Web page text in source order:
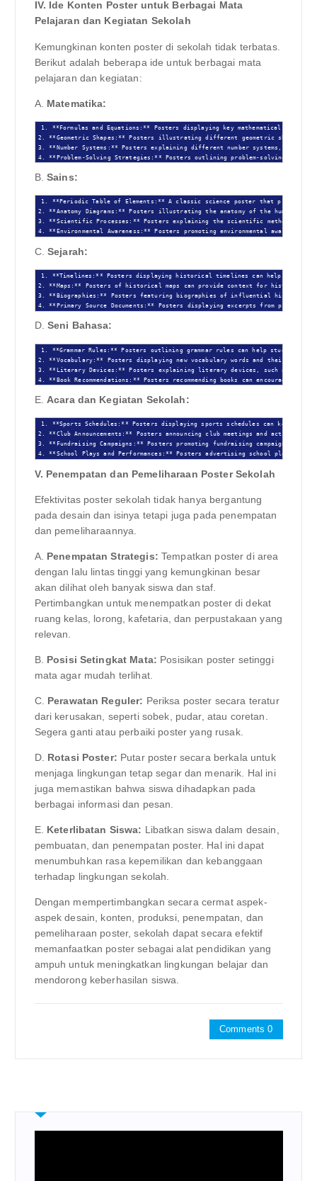
IV. Ide Konten Poster untuk Berbagai Mata
Pelajaran dan Kegiatan Sekolah
Kemungkinan konten poster di sekolah tidak terbatas.
Berikut adalah beberapa ide untuk berbagai mata
pelajaran dan kegiatan:
A. Matematika:
1. **Formulas and Equations:** Posters displaying key mathematical
2. **Geometric Shapes:** Posters illustrating different geometric shapes
3. **Number Systems:** Posters explaining different number systems, such
4. **Problem-Solving Strategies:** Posters outlining problem-solving
B. Sains:
1. **Periodic Table of Elements:** A classic science poster that provides
2. **Anatomy Diagrams:** Posters illustrating the anatomy of the human
3. **Scientific Processes:** Posters explaining the scientific method or
4. **Environmental Awareness:** Posters promoting environmental
C. Sejarah:
1. **Timelines:** Posters displaying historical timelines can help students
2. **Maps:** Posters of historical maps can provide context for historical
3. **Biographies:** Posters featuring biographies of influential historical
4. **Primary Source Documents:** Posters displaying excerpts from primary
D. Seni Bahasa:
1. **Grammar Rules:** Posters outlining grammar rules can help students
2. **Vocabulary:** Posters displaying new vocabulary words and their
3. **Literary Devices:** Posters explaining literary devices, such as
4. **Book Recommendations:** Posters recommending books can encourage
E. Acara dan Kegiatan Sekolah:
1. **Sports Schedules:** Posters displaying sports schedules can keep
2. **Club Announcements:** Posters announcing club meetings and activities
3. **Fundraising Campaigns:** Posters promoting fundraising campaigns can
4. **School Plays and Performances:** Posters advertising school plays and
V. Penempatan dan Pemeliharaan Poster Sekolah
Efektivitas poster sekolah tidak hanya bergantung
pada desain dan isinya tetapi juga pada penempatan
dan pemeliharaannya.
A. Penempatan Strategis: Tempatkan poster di area
dengan lalu lintas tinggi yang kemungkinan besar
akan dilihat oleh banyak siswa dan staf.
Pertimbangkan untuk menempatkan poster di dekat
ruang kelas, lorong, kafetaria, dan perpustakaan yang
relevan.
B. Posisi Setingkat Mata: Posisikan poster setinggi
mata agar mudah terlihat.
C. Perawatan Reguler: Periksa poster secara teratur
dari kerusakan, seperti sobek, pudar, atau coretan.
Segera ganti atau perbaiki poster yang rusak.
D. Rotasi Poster: Putar poster secara berkala untuk
menjaga lingkungan tetap segar dan menarik. Hal ini
juga memastikan bahwa siswa dihadapkan pada
berbagai informasi dan pesan.
E. Keterlibatan Siswa: Libatkan siswa dalam desain,
pembuatan, dan penempatan poster. Hal ini dapat
menumbuhkan rasa kepemilikan dan kebanggaan
terhadap lingkungan sekolah.
Dengan mempertimbangkan secara cermat aspek-
aspek desain, konten, produksi, penempatan, dan
pemeliharaan poster, sekolah dapat secara efektif
memanfaatkan poster sebagai alat pendidikan yang
ampuh untuk meningkatkan lingkungan belajar dan
mendorong keberhasilan siswa.
Comments 0